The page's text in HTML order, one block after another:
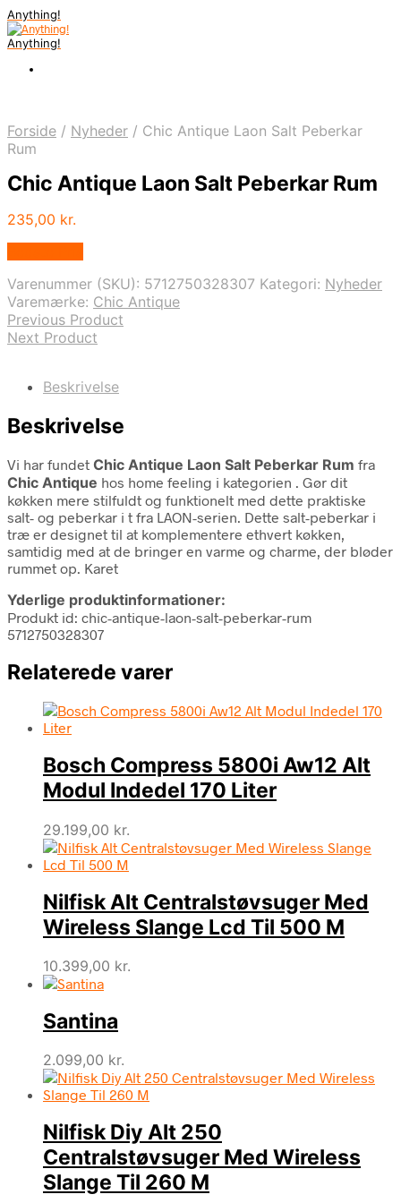
Anything!
Anything!
Forside / Nyheder / Chic Antique Laon Salt Peberkar
Rum
Chic Antique Laon Salt Peberkar Rum
235,00 kr.
Varenummer (SKU): 5712750328307 Kategori: Nyheder
Varemærke: Chic Antique
Previous Product
Next Product
Beskrivelse
Beskrivelse
Vi har fundet Chic Antique Laon Salt Peberkar Rum fra
Chic Antique hos home feeling i kategorien . Gør dit
køkken mere stilfuldt og funktionelt med dette praktiske
salt- og peberkar i t fra LAON-serien. Dette salt-peberkar i
træ er designet til at komplementere ethvert køkken,
samtidig med at de bringer en varme og charme, der bløder
rummet op. Karet
Yderlige produktinformationer:
Produkt id: chic-antique-laon-salt-peberkar-rum
5712750328307
Relaterede varer
Bosch Compress 5800i Aw12 Alt
Modul Indedel 170 Liter
29.199,00 kr.
Nilfisk Alt Centralstøvsuger Med
Wireless Slange Lcd Til 500 M
10.399,00 kr.
Santina
2.099,00 kr.
Nilfisk Diy Alt 250
Centralstøvsuger Med Wireless
Slange Til 260 M